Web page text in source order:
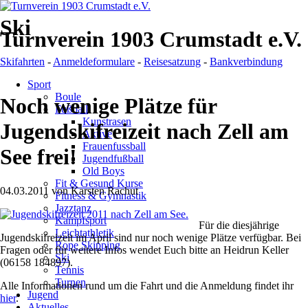
Turnverein 1903 Crumstadt e.V.
überspringen
Sport
Boule
Fußball
Kunstrasen
Aktive
Frauenfussball
Jugendfußball
Old Boys
Fit & Gesund Kurse
Fitness & Gymnastik
Jazztanz
Kampfsport
Leichtathletik
Rope Skipping
Ski
Tennis
Turnen
Jugend
Ski
Skifahrten - Anmeldeformulare - Reisesatzung - Bankverbindung
Noch wenige Plätze für
Jugendskifreizeit nach Zell am
See frei!
04.03.2011 vonKarsten Rachut
Für die diesjährige
Jugendskifreizeit im April sind nur noch wenige Plätze verfügbar. Bei
Fragen oder für weitere Infos wendet Euch bitte an Heidrun Keller
(06158 184897).
Alle Informationen rund um die Fahrt und die Anmeldung findet ihr
hier.